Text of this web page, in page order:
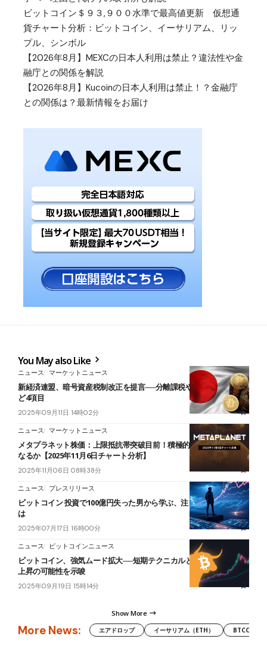
ビットコイン＄９３,９００水準で最高値更新 仮想通
貨チャート分析：ビットコイン、イーサリアム、リッ
プル、シンボル
【2026年8月】MEXCの日本人利用は禁止？違法性や金
融庁との関係を解説
【2026年8月】Kucoinの日本人利用は禁止！？金融庁
との関係は？最新情報をお届け
You May also Like
ニュース マーケットニュース
新経済連盟、暗号資産税制改正を提言──分離課税や相続税見直しな
ど4項目
2025年09月11日 14時02分
ニュース マーケットニュース
メタプラネット株価：上限抵抗帯突破目前！積極的施策が好材料と
なるか【2025年11月6日チャート分析】
2025年11月06日 08時38分
ニュース プレスリリース
ビットコイン 投資で100億円失った男から学ぶ、注目の取引ツールと
は
2025年07月17日 16時00分
ニュース ビットコインニュース
ビットコイン、強気ムード拡大──短期テクニカルと長期サイクルが
上昇の可能性を示唆
2025年09月19日 15時14分
Show More
More News: エアドロップ イーサリアム（ETH） BTCC